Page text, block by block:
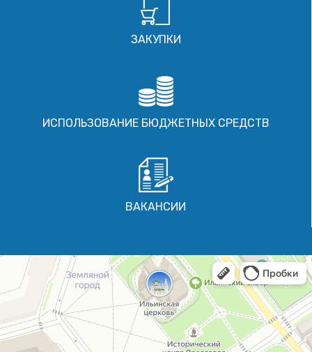
ЗАКУПКИ
ИСПОЛЬЗОВАНИЕ БЮДЖЕТНЫХ СРЕДСТВ
ВАКАНСИИ